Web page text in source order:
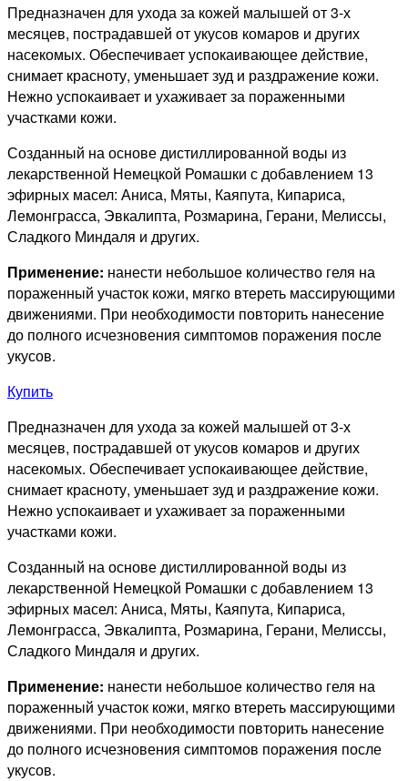
Предназначен для ухода за кожей малышей от 3-х
месяцев, пострадавшей от укусов комаров и других
насекомых. Обеспечивает успокаивающее действие,
снимает красноту, уменьшает зуд и раздражение кожи.
Нежно успокаивает и ухаживает за пораженными
участками кожи.
Созданный на основе дистиллированной воды из
лекарственной Немецкой Ромашки с добавлением 13
эфирных масел: Аниса, Мяты, Каяпута, Кипариса,
Лемонграсса, Эвкалипта, Розмарина, Герани, Мелиссы,
Сладкого Миндаля и других.
Применение: нанести небольшое количество геля на
пораженный участок кожи, мягко втереть массирующими
движениями. При необходимости повторить нанесение
до полного исчезновения симптомов поражения после
укусов.
Купить
Предназначен для ухода за кожей малышей от 3-х
месяцев, пострадавшей от укусов комаров и других
насекомых. Обеспечивает успокаивающее действие,
снимает красноту, уменьшает зуд и раздражение кожи.
Нежно успокаивает и ухаживает за пораженными
участками кожи.
Созданный на основе дистиллированной воды из
лекарственной Немецкой Ромашки с добавлением 13
эфирных масел: Аниса, Мяты, Каяпута, Кипариса,
Лемонграсса, Эвкалипта, Розмарина, Герани, Мелиссы,
Сладкого Миндаля и других.
Применение: нанести небольшое количество геля на
пораженный участок кожи, мягко втереть массирующими
движениями. При необходимости повторить нанесение
до полного исчезновения симптомов поражения после
укусов.